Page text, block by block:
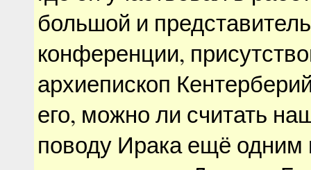
большой и
конференции,
архиепископ
его, можно ли считать
поводу Ирака ещё одним